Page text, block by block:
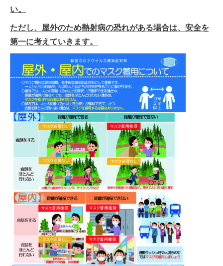
い。
ただし、屋外のため熱射病の恐れがある場合は、安全を
第一に考えていきます。